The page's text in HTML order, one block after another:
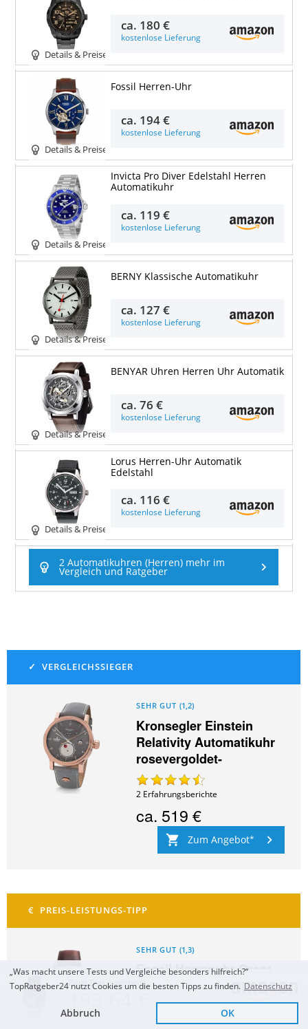
Zum Top Angebot
KOSTENLOSE LIEFERUNG Sofort Lieferbar
Details & Preise
ca. 180 €
kostenlose Lieferung
Details & Preise
Fossil Herren-Uhr
ca. 194 €
kostenlose Lieferung
Details & Preise
Invicta Pro Diver Edelstahl Herren
Automatikuhr
ca. 119 €
kostenlose Lieferung
Details & Preise
BERNY Klassische Automatikuhr
ca. 127 €
kostenlose Lieferung
Details & Preise
BENYAR Uhren Herren Uhr Automatik
ca.76 €
kostenlose Lieferung
Details & Preise
Lorus Herren-Uhr Automatik
Edelstahl
ca. 116 €
kostenlose Lieferung
2 Automatikuhren (Herren) mehr im
Vergleich und Ratgeber
SEHR GUT (1,2)
Kronsegler Einstein
Relativity Automatikuhr
rosevergoldet-
2 Erfahrungsberichte
ca. 519 €
Zum Angebot
SEHR GUT (1,3)
Fossil Herrenuhr Grant
mechanisches
Automatikwerk
„Was macht unsere Tests und Vergleiche besonders hilfreich?“
TopRatgeber24 nutzt Cookies um die besten Tipps zu finden. Datenschutz
Abbruch OK